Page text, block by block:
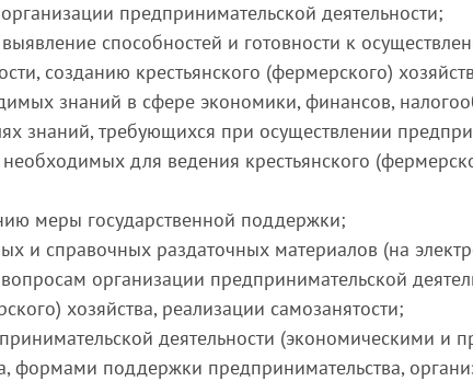
предпринимательской деятельности;
способностей и готовности к
созданию крестьянского (фермерского)
знаний в сфере экономики, финансов,
знаний, требующихся при осуществлении
для ведения крестьянского
меры государственной поддержки;
и справочных раздаточных материалов (на
организации предпринимательской
хозяйства, реализации самозанятости;
деятельности (экономическими и
формами поддержки предпринимательства,